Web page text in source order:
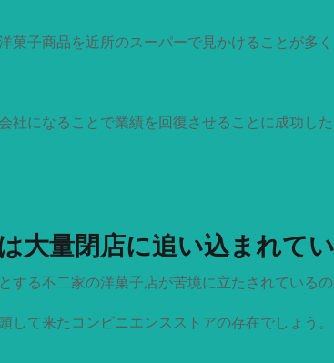
菓子商品を近所のスーパーで見かけることが多
社になることで業績を回復させることに成功
大量閉店に追い込まれて
する不二家の洋菓子店が苦境に立たされているの
して来たコンビニエンスストアの存在でしょう。